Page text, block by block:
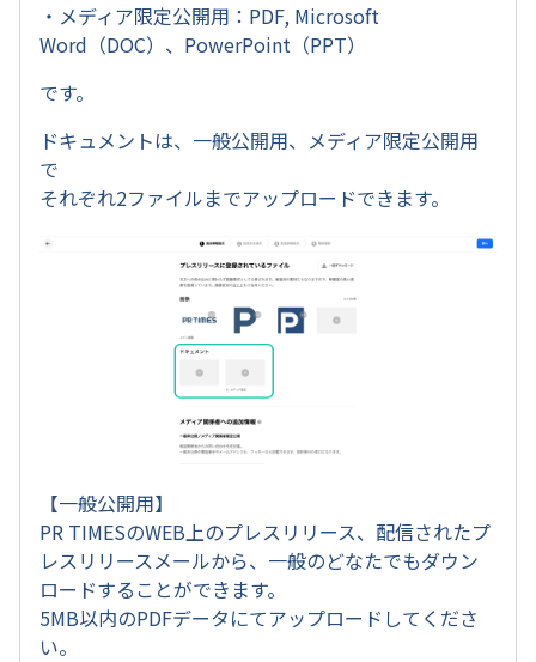
・メディア限定公開用：PDF, Microsoft
Word（DOC）、PowerPoint（PPT）
です。
ドキュメントは、一般公開用、メディア限定公開用
で
それぞれ2ファイルまでアップロードできます。
【一般公開用】
PR TIMESのWEB上のプレスリリース、配信されたプ
レスリリースメールから、一般のどなたでもダウン
ロードすることができます。
5MB以内のPDFデータにてアップロードしてくださ
い。